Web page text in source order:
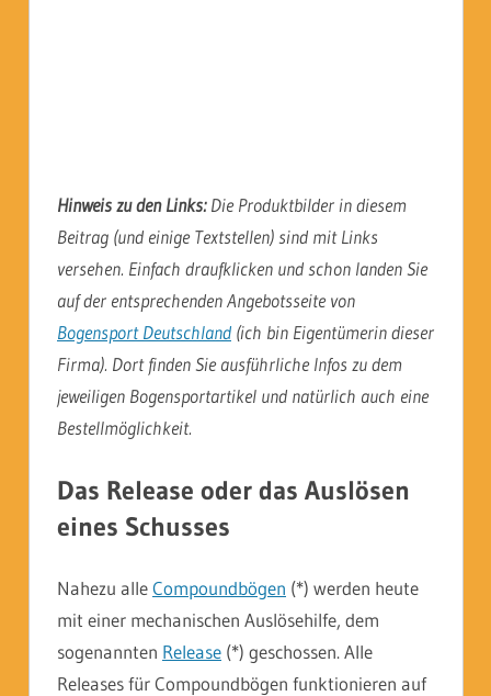
Hinweis zu den Links:Die Produktbilder in diesem
Beitrag (und einige Textstellen) sind mit Links
versehen. Einfach draufklicken und schon landen Sie
auf der entsprechenden Angebotsseite von
Bogensport Deutschland (ich bin Eigentümerin dieser
Firma). Dort finden Sie ausführliche Infos zu dem
jeweiligen Bogensportartikel und natürlich auch eine
Bestellmöglichkeit.
Das Release oder das Auslösen
eines Schusses
Nahezu alleCompoundbögen (*) werden heute
mit einer mechanischen Auslösehilfe, dem
sogenannten Release (*) geschossen. Alle
Releases für Compoundbögen funktionieren auf